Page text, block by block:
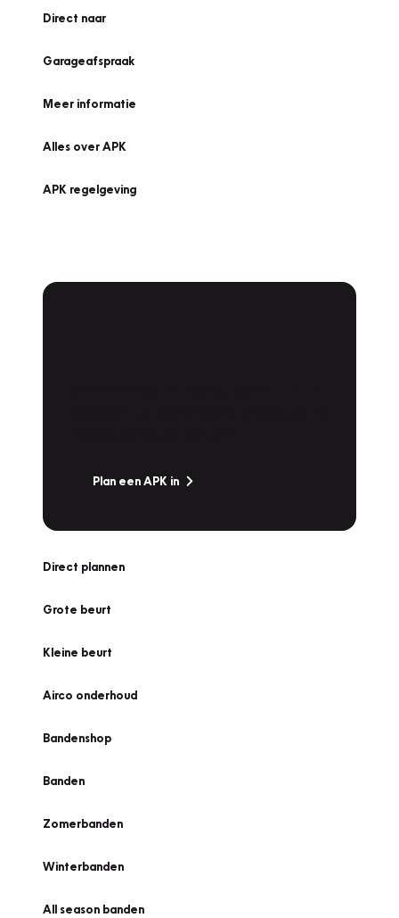
Direct naar
Garageafspraak
Meer informatie
Alles over APK
APK regelgeving
Plan een APK in
Direct plannen
Grote beurt
Kleine beurt
Airco onderhoud
Bandenshop
Banden
Zomerbanden
Winterbanden
All season banden